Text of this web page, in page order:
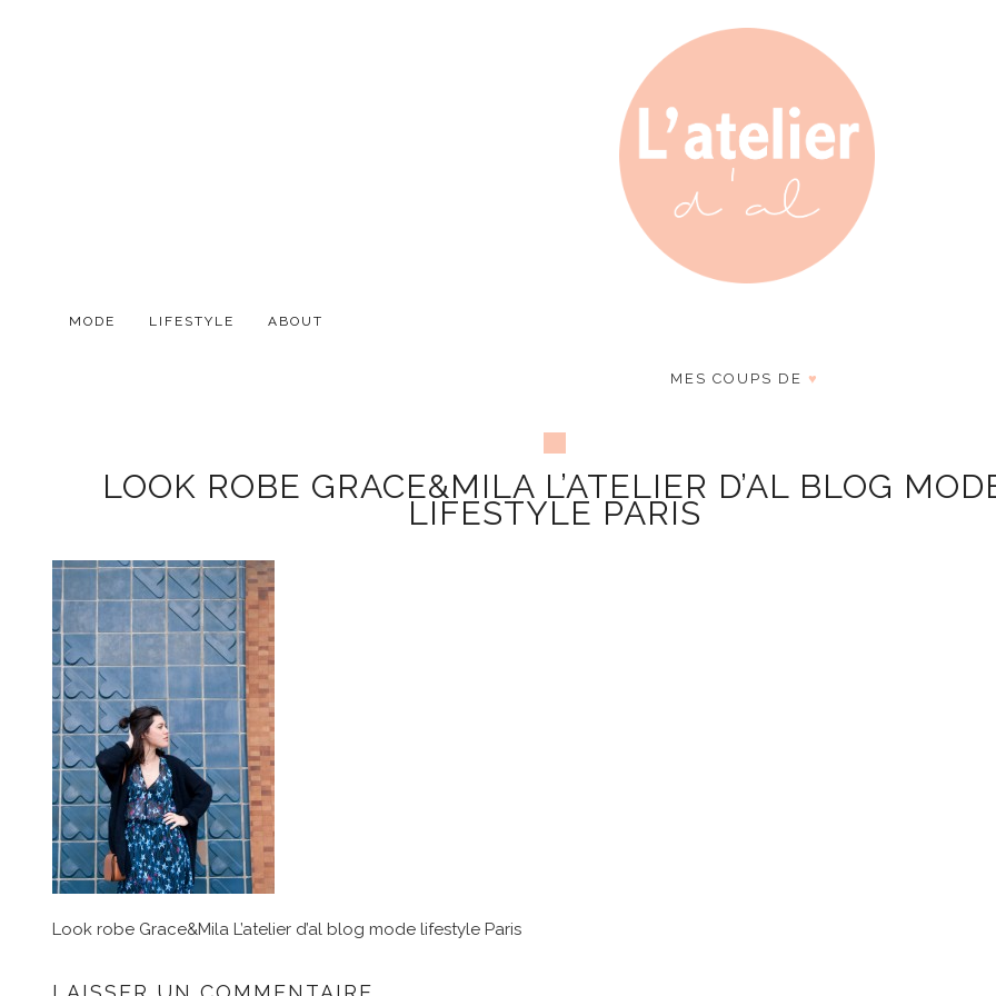
MODE LIFESTYLE ABOUT
MES COUPS DE ♥
LOOK ROBE GRACE&MILA L’ATELIER D’AL BLOG
LIFESTYLE PARIS
Look robe Grace&Mila L’atelier d’al blog mode lifestyle Paris